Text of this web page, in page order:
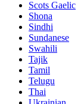
Scots Gaelic
Shona
Sindhi
Sundanese
Swahili
Tajik
Tamil
Telugu
Thai